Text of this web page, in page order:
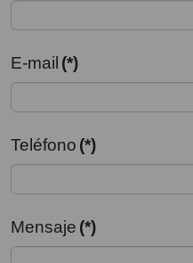
E-mail (*)
Teléfono (*)
Mensaje (*)